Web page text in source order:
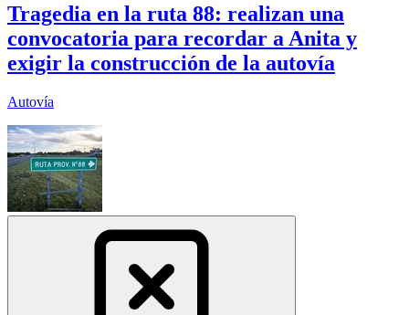
Tragedia en la ruta 88: realizan una
convocatoria para recordar a Anita y
exigir la construcción de la autovía
Autovía